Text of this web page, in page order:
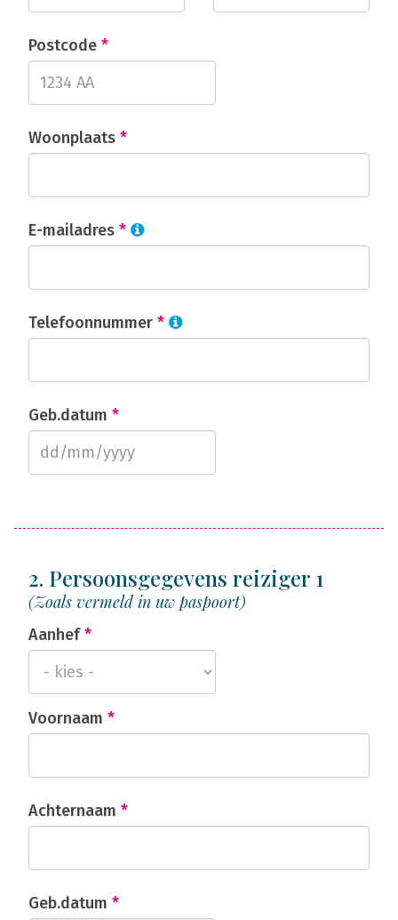
Postcode *
Woonplaats *
E-mailadres *
Telefoonnummer *
Geb.datum *
2. Persoonsgegevens reiziger 1
(Zoals vermeld in uw paspoort)
Aanhef*
Voornaam *
Achternaam *
Geb.datum *